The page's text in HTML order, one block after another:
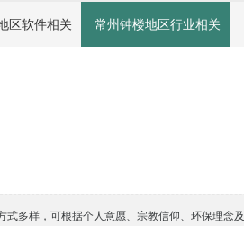
区软件相关 常州钟楼地区行业相关
式多样，可根据个人意愿、宗教信仰、环保理念